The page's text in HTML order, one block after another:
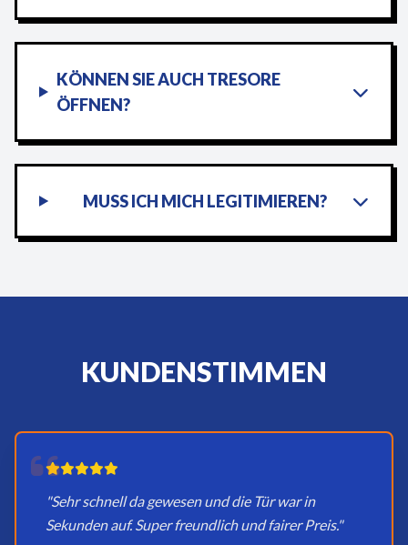
KÖNNEN SIE AUCH TRESORE
ÖFFNEN?
MUSS ICH MICH LEGITIMIEREN?
KUNDENSTIMMEN
"Sehr schnell da gewesen und die Tür war in
Sekunden auf. Super freundlich und fairer Preis."